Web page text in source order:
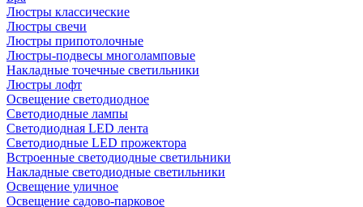
Люстры классические
Люстры свечи
Люстры припотолочные
Люстры-подвесы многоламповые
Накладные точечные светильники
Люстры лофт
Освещение светодиодное
Светодиодные лампы
Светодиодная LED лента
Светодиодные LED прожектора
Встроенные светодиодные светильники
Накладные светодиодные светильники
Освещение уличное
Освещение садово-парковое